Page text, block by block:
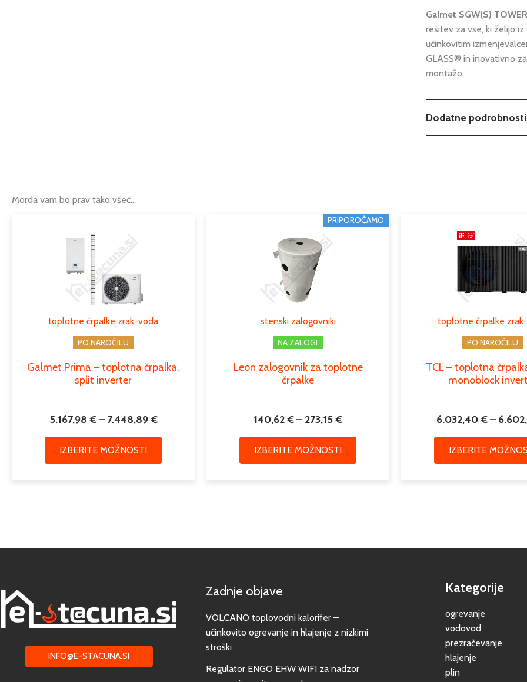
Galmet SGW(S)
rešitev za vse, ki želijo
učinkovitim
GLASS® in inovativno
montažo.
Dodatne podrobnosti
Maksimalna
temperatura
Podkategorija1
Podkategorija2
Morda vam bo prav tako všeč…
toplotne črpalke zrak-voda
PO NAROČILU
Galmet Prima – toplotna črpalka,
split inverter
5.167,98 € – 7.448,89€
IZBERITE MOŽNOSTI
izdelka
PRIPOROČAMO
stenski zalogovniki
NA ZALOGI
Leon zalogovnik za toplotne
črpalke
140,62€– 273,15€
Cenovni
IZBERITE MOŽNOSTI
Ta
izdelka
toplotne črpalke
PO NAROČILU
TCL – toplotna
monoblock
6.032,40€ –
IZBERITE
INFO@E-STACUNA.SI
Zadnje objave
VOLCANO toplovodni kalorifer –
učinkovito ogrevanje in hlajenje z nizkimi
stroški
Regulator ENGO EHW WIFI za nadzor
Kategorije
ogrevanje
vodovod
prezračevanje
hlajenje
plin